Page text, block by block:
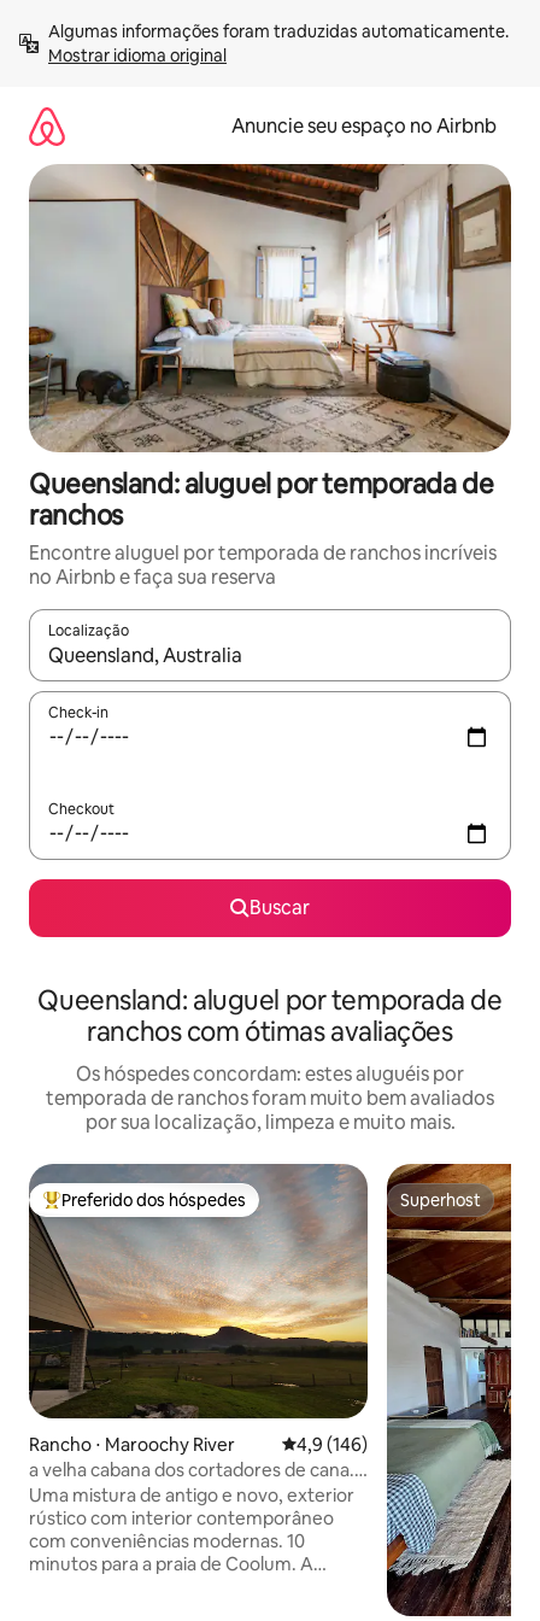
para
Mostrar idioma original
Anuncie seu espaço no Airbnb
Queensland: aluguel por temporada de
ranchos
Encontre aluguel por temporada de ranchos incríveis
no Airbnb e faça sua reserva
Localização
Quando os resultados estiverem disponíveis, explore-os
Check-in
Checkout
Buscar
Queensland: aluguel por temporada de
ranchos com ótimas avaliações
Os hóspedes concordam: estes aluguéis por
temporada de ranchos foram muito bem avaliados
por sua localização, limpeza e muito mais.
Entre os melhores preferidos dos hóspedes
Preferido dos hóspedes
Rancho ⋅ Maroochy River 4,9 de uma avaliação média de
4,9 (146)
a velha cabana dos cortadores de cana.
10 min para a praia.
Uma mistura de antigo e novo, exterior
rústico com interior contemporâneo
com conveniências modernas. 10
minutos para a praia de Coolum. A
Superhost
Superhost